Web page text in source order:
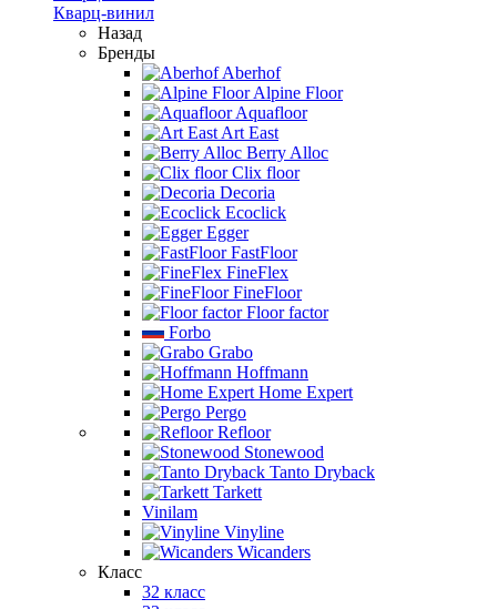
Кварц-винил
Назад
Бренды
Aberhof
Alpine Floor
Aquafloor
Art East
Berry Alloc
Clix floor
Decoria
Ecoclick
Egger
FastFloor
FineFlex
FineFloor
Floor factor
Forbo
Grabo
Hoffmann
Home Expert
Pergo
Refloor
Stonewood
Tanto Dryback
Tarkett
Vinilam
Vinyline
Wicanders
Класс
32 класс